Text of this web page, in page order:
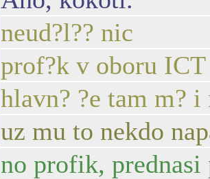
neud?l?? nic
prof?k v oboru ICT
hlavn? ?e tam m?
uz mu to nekdo
no profik, prednasi